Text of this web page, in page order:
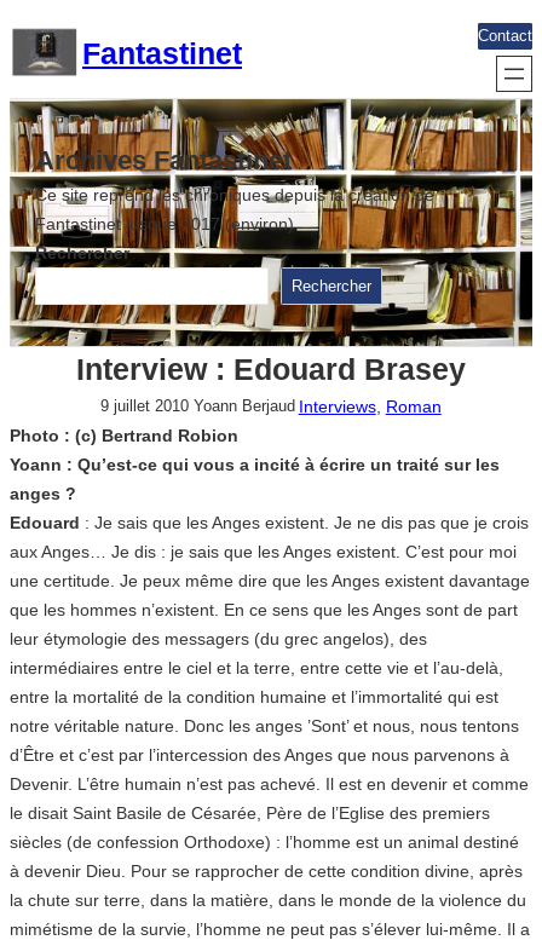
contenu
Fantastinet
Contact
Archives Fantastinet
Ce site reprend les chroniques depuis la création de
Fantastinet jusque 2017 (environ)
Rechercher
Rechercher
Interview : Edouard Brasey
9 juillet 2010 Yoann Berjaud Interviews, Roman
Photo : (c) Bertrand Robion
Yoann : Qu’est-ce qui vous a incité à écrire un traité sur les
anges ?
Edouard : Je sais que les Anges existent. Je ne dis pas que je crois
aux Anges… Je dis : je sais que les Anges existent. C’est pour moi
une certitude. Je peux même dire que les Anges existent davantage
que les hommes n’existent. En ce sens que les Anges sont de part
leur étymologie des messagers (du grec angelos), des
intermédiaires entre le ciel et la terre, entre cette vie et l’au-delà,
entre la mortalité de la condition humaine et l’immortalité qui est
notre véritable nature. Donc les anges ’Sont’ et nous, nous tentons
d’Être et c’est par l’intercession des Anges que nous parvenons à
Devenir. L’être humain n’est pas achevé. Il est en devenir et comme
le disait Saint Basile de Césarée, Père de l’Eglise des premiers
siècles (de confession Orthodoxe) : l’homme est un animal destiné
à devenir Dieu. Pour se rapprocher de cette condition divine, après
la chute sur terre, dans la matière, dans le monde de la violence du
mimétisme de la survie, l’homme ne peut pas s’élever lui-même. Il a